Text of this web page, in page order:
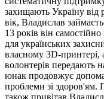
захищають Україну від
вік, Владислав
13 років він
для українських
власному 3D-принтері,
волонтерів передають
юнак продовжує
проблеми зі здоров'ям.
також привітав